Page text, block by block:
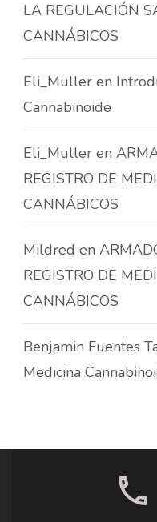
LA REGULACIÓN
CANNÁBICOS
Eli_Muller en
Cannabinoide
Eli_Muller en
REGISTRO DE
CANNÁBICOS
Mildred en
REGISTRO DE
CANNÁBICOS
Benjamin Fuentes
Medicina